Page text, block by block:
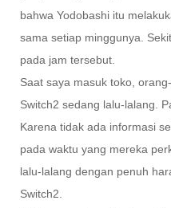
bahwa Yodobashi itu
sama setiap minggunya.
pada jam tersebut.
Saat saya masuk toko,
Switch2 sedang lalu-lalang.
Karena tidak ada informasi
pada waktu yang mereka
lalu-lalang dengan penuh
Switch2.